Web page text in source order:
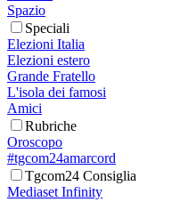
Spazio
Speciali
Elezioni Italia
Elezioni estero
Grande Fratello
L'isola dei famosi
Amici
Rubriche
Oroscopo
#tgcom24amarcord
Tgcom24 Consiglia
Mediaset Infinity